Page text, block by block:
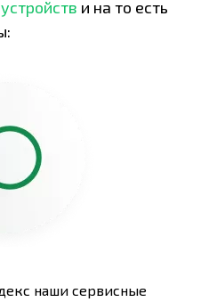
и на то есть
наши сервисные